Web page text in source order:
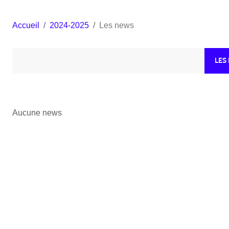
Accueil 2024-2025 Les news
LES
Aucune news